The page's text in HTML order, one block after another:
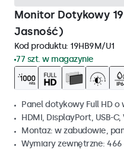
Monitor Dotykowy
Jasność)
Kod produktu: 19HB9M/U1
77 szt. w magazynie
Panel dotykowy Full HD o
HDMI, DisplayPort, USB-C,
Montaz: w zabudowie,
Wymiary zewnętrzne: 466